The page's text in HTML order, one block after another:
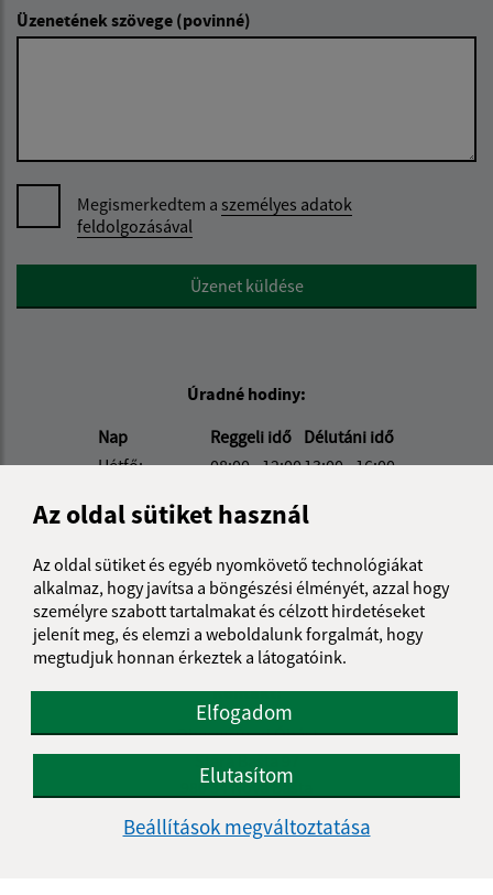
Az oldal sütiket használ
Az oldal sütiket és egyéb nyomkövető technológiákat
alkalmaz, hogy javítsa a böngészési élményét, azzal hogy
személyre szabott tartalmakat és célzott hirdetéseket
jelenít meg, és elemzi a weboldalunk forgalmát, hogy
megtudjuk honnan érkeztek a látogatóink.
Elfogadom
Elutasítom
Beállítások megváltoztatása
Üzenetének szövege (povinné)
Megismerkedtem a személyes adatok
feldolgozásával
Google reCaptcha ResponseÜzenet küldése
Úradné hodiny:
Nap
Reggeli idő Délutáni idő
Hétfő:
08:00 - 12:0013:00 - 16:00
Szerda:
08:00 - 12:0013:00 - 16:00
Péntek:
08:00 - 12:00 13:00 - 16:00
Ebédszünet:12:00 - 13:00
Kontakt:
Obecný úrad Óbást
Stará Bašta 97
980 34 Nová Bašta
info@starabasta.sk